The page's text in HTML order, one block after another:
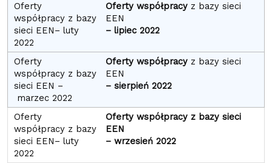
Oferty współpracyz bazy sieci
EEN
– lipiec 2022
Oferty współpracyz bazy sieci
EEN
– sierpień 2022
Oferty współpracy z bazy sieci
EEN
– wrzesień 2022